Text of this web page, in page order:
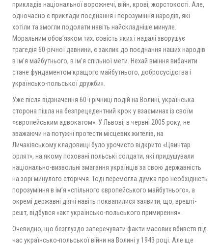
прикладів національної ворожнечі, війн, крові, жорстокості. Але,
одночасно є приклади поєднання і порозуміння народів, які
хотіли та змогли подолати навіть найскладніше минуле.
Моральним обов’язком тих, совість яких і надалі зворушує
трагедія 60-річної давнини, є заклик до поєднання наших народів
в ім’я майбутнього, в ім’я спільної мети. Нехай вміння вибачити
стане фундаментом кращого майбутнього, добросусідства і
українсько-польської дружби».
Уже після відзначення 60-ї річниці подій на Волині, українська
сторона пішла на безпрецедентний крок у взаєминах із своїм
«європейським адвокатом». У Львові, в червні 2005 року, не
зважаючи на потужні протести місцевих жителів, на
Личаківському кладовищі було урочисто відкрито «Цвинтар
орлят», на якому поховані польські солдати, які придушували
національно-визвольні змагання українців за свою державність
на зорі минулого сторіччя. Тоді перемогла думка про необхідність
порозуміння в ім’я «спільного європейського майбутнього», а
окремі державні діячі навіть поквапилися заявити, що, врешті-
решт, відбувся «акт українсько-польського примирення».
Очевидно, що безглуздо заперечувати факти масових вбивств під
час українсько-польської війни на Волині у 1943 році. Але ще